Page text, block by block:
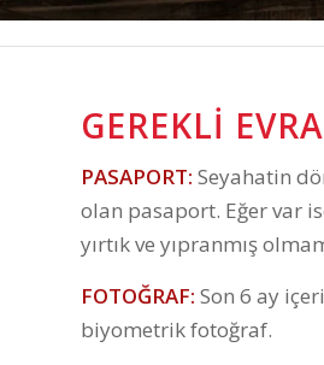
GEREKLI
PASAPORT: Seyahatin
olan pasaport. Eğer var
yırtık ve yıpranmış
FOTOĞRAF: Son 6 ay
biyometrik fotoğraf.